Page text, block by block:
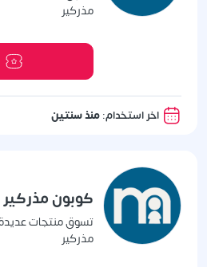
مذركير
اخر استخدام:منذ سنتين
كوبون مذركير
مذركير